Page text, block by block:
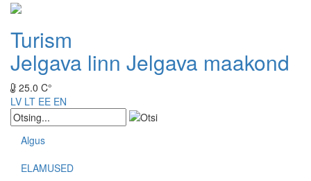
Turism
Jelgava linn Jelgava maakond
25.0 C°
LV LT EE EN
Algus
ELAMUSED